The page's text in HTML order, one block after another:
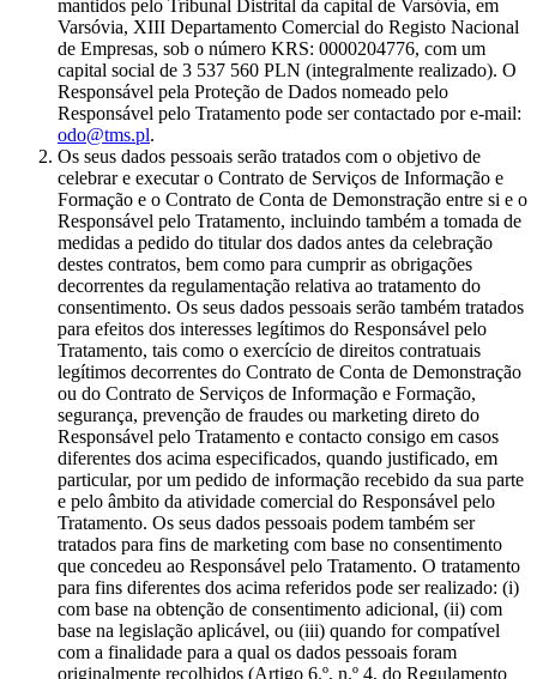
mantidos pelo Tribunal Distrital da capital de Varsóvia, em
Varsóvia, XIII Departamento Comercial do Registo Nacional
de Empresas, sob o número KRS: 0000204776, com um
capital social de 3 537 560 PLN (integralmente realizado). O
Responsável pela Proteção de Dados nomeado pelo
Responsável pelo Tratamento pode ser contactado por e-mail:
odo@tms.pl.
Os seus dados pessoais serão tratados com o objetivo de
celebrar e executar o Contrato de Serviços de Informação e
Formação e o Contrato de Conta de Demonstração entre si e o
Responsável pelo Tratamento, incluindo também a tomada de
medidas a pedido do titular dos dados antes da celebração
destes contratos, bem como para cumprir as obrigações
decorrentes da regulamentação relativa ao tratamento do
consentimento. Os seus dados pessoais serão também tratados
para efeitos dos interesses legítimos do Responsável pelo
Tratamento, tais como o exercício de direitos contratuais
legítimos decorrentes do Contrato de Conta de Demonstração
ou do Contrato de Serviços de Informação e Formação,
segurança, prevenção de fraudes ou marketing direto do
Responsável pelo Tratamento e contacto consigo em casos
diferentes dos acima especificados, quando justificado, em
particular, por um pedido de informação recebido da sua parte
e pelo âmbito da atividade comercial do Responsável pelo
Tratamento. Os seus dados pessoais podem também ser
tratados para fins de marketing com base no consentimento
que concedeu ao Responsável pelo Tratamento. O tratamento
para fins diferentes dos acima referidos pode ser realizado: (i)
com base na obtenção de consentimento adicional, (ii) com
base na legislação aplicável, ou (iii) quando for compatível
com a finalidade para a qual os dados pessoais foram
originalmente recolhidos (Artigo 6.º, n.º 4, do Regulamento